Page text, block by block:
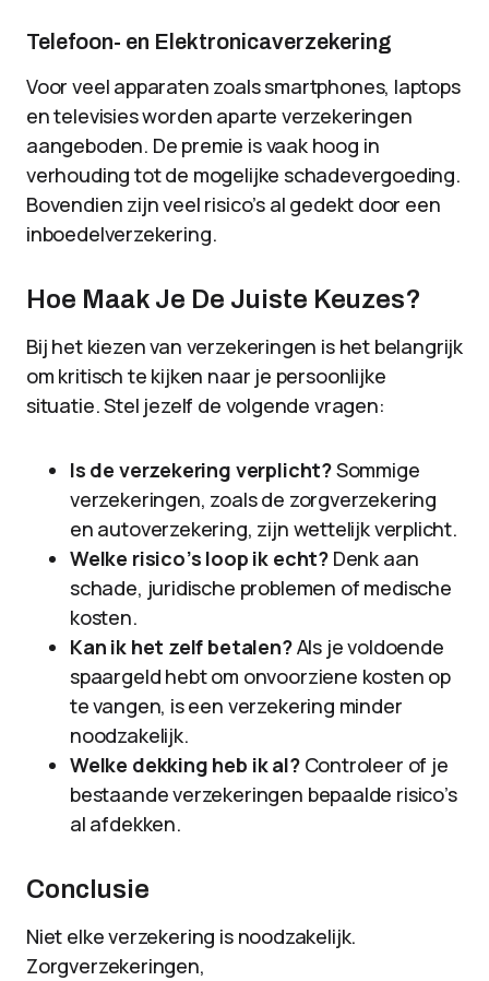
Telefoon- en Elektronicaverzekering
Voor veel apparaten zoals smartphones, laptops
en televisies worden aparte verzekeringen
aangeboden. De premie is vaak hoog in
verhouding tot de mogelijke schadevergoeding.
Bovendien zijn veel risico’s al gedekt door een
inboedelverzekering.
Hoe Maak Je De Juiste Keuzes?
Bij het kiezen van verzekeringen is het belangrijk
om kritisch te kijken naar je persoonlijke
situatie. Stel jezelf de volgende vragen:
Is de verzekering verplicht?Sommige
verzekeringen, zoals de zorgverzekering
en autoverzekering, zijn wettelijk verplicht.
Welke risico’s loop ik echt?Denk aan
schade, juridische problemen of medische
kosten.
Kan ik het zelf betalen?Als je voldoende
spaargeld hebt om onvoorziene kosten op
te vangen, is een verzekering minder
noodzakelijk.
Welke dekking heb ik al?Controleer of je
bestaande verzekeringen bepaalde risico’s
al afdekken.
Conclusie
Niet elke verzekering is noodzakelijk.
Zorgverzekeringen,